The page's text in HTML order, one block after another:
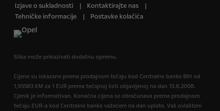
Izjave o sukladnosti
Kontaktirajte nas
Tehničke informacije
Postavke kolačića
Slika može prikazivati dodatnu opremu.
Cijene su iskazane prema prodajnom tečaju kod Centralne banke BIH od
1,95583 KM za 1 EUR prema tečajnoj listi objavljenoj na dan 15.8.2008.
Cjenik je informativan. Konačna cijena se obračunava prema prodajnom
tečaju EUR-a kod Centralne banke važećem na dan uplate. Vaš ovlašteni